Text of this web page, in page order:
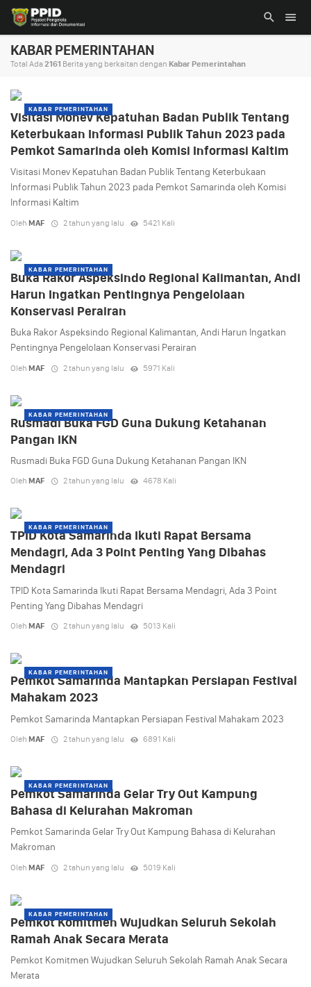
KABAR PEMERINTAHAN
Total Ada2161 Berita yang berkaitan dengan Kabar Pemerintahan
KABAR PEMERINTAHAN
Visitasi Monev Kepatuhan Badan Publik Tentang
Keterbukaan Informasi Publik Tahun 2023 pada
Pemkot Samarinda oleh Komisi Informasi Kaltim
Visitasi Monev Kepatuhan Badan Publik Tentang Keterbukaan
Informasi Publik Tahun 2023 pada Pemkot Samarinda oleh Komisi
Informasi Kaltim
Oleh MAF 2 tahun yang lalu 5421 Kali
KABAR PEMERINTAHAN
Buka Rakor Aspeksindo Regional Kalimantan, Andi
Harun Ingatkan Pentingnya Pengelolaan
Konservasi Perairan
Buka Rakor Aspeksindo Regional Kalimantan, Andi Harun Ingatkan
Pentingnya Pengelolaan Konservasi Perairan
Oleh MAF 2 tahun yang lalu 5971 Kali
KABAR PEMERINTAHAN
Rusmadi Buka FGD Guna Dukung Ketahanan
Pangan IKN
Rusmadi Buka FGD Guna Dukung Ketahanan Pangan IKN
Oleh MAF 2 tahun yang lalu 4678 Kali
KABAR PEMERINTAHAN
TPID Kota Samarinda Ikuti Rapat Bersama
Mendagri, Ada 3 Point Penting Yang Dibahas
Mendagri
TPID Kota Samarinda Ikuti Rapat Bersama Mendagri, Ada 3 Point
Penting Yang Dibahas Mendagri
Oleh MAF 2 tahun yang lalu 5013 Kali
KABAR PEMERINTAHAN
Pemkot Samarinda Mantapkan Persiapan Festival
Mahakam 2023
Pemkot Samarinda Mantapkan Persiapan Festival Mahakam 2023
Oleh MAF 2 tahun yang lalu 6891 Kali
KABAR PEMERINTAHAN
Pemkot Samarinda Gelar Try Out Kampung
Bahasa di Kelurahan Makroman
Pemkot Samarinda Gelar Try Out Kampung Bahasa di Kelurahan
Makroman
Oleh MAF 2 tahun yang lalu 5019 Kali
KABAR PEMERINTAHAN
Pemkot Komitmen Wujudkan Seluruh Sekolah
Ramah Anak Secara Merata
Pemkot Komitmen Wujudkan Seluruh Sekolah Ramah Anak Secara
Merata